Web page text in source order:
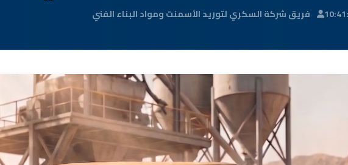
فريق شركة السكري لتوريد الأسمنت ومواد البناء الفني